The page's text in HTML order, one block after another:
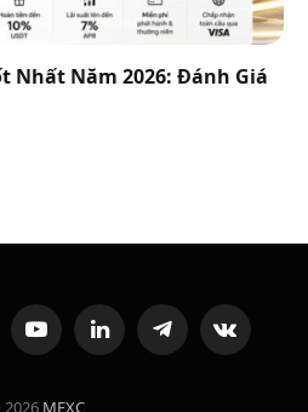
Nhất Năm 2026: Đánh Giá
YouTubeLinkedInTelegramVKontakte
MEXC